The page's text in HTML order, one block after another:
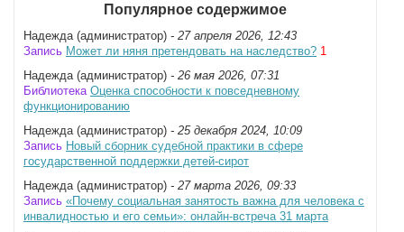
Популярное содержимое
Надежда (администратор) - 27 апреля 2026, 12:43
Запись Может ли няня претендовать на наследство? 1
Надежда (администратор) - 26 мая 2026, 07:31
Библиотека Оценка способности к повседневному
функционированию
Надежда (администратор) - 25 декабря 2024, 10:09
Запись Новый сборник судебной практики в сфере
государственной поддержки детей-сирот
Надежда (администратор) - 27 марта 2026, 09:33
Запись «Почему социальная занятость важна для человека с
инвалидностью и его семьи»: онлайн-встреча 31 марта